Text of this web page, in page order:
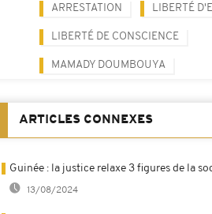
ARRESTATION LIBERTÉ
LIBERTÉ DE CONSCIENCE
MAMADY DOUMBOUYA
ARTICLES CONNEXES
Guinée : la justice relaxe 3 figures de la
13/08/2024